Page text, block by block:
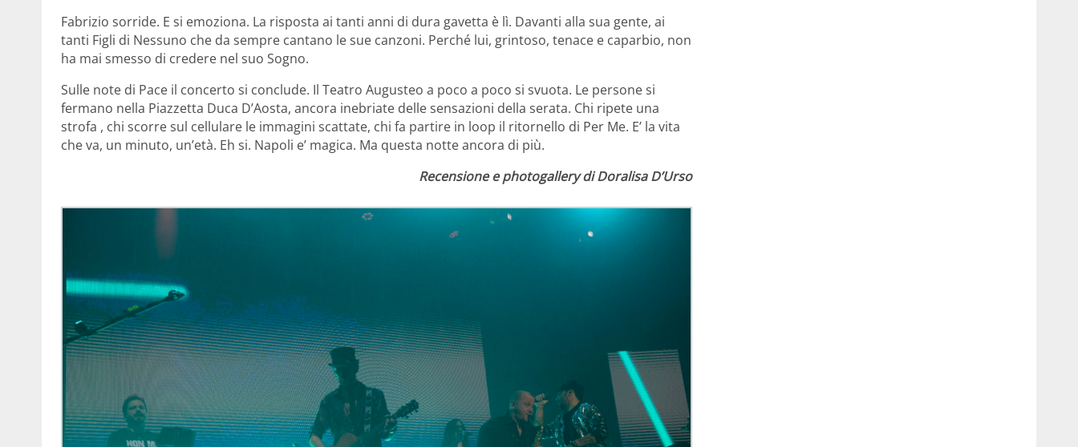
Fabrizio sorride. E si emoziona. La risposta ai tanti anni di dura gavetta è lì. Davanti alla sua gente, ai
tanti Figli di Nessuno che da sempre cantano le sue canzoni. Perché lui, grintoso, tenace e caparbio, non
ha mai smesso di credere nel suo Sogno.
Sulle note di Pace il concerto si conclude. Il Teatro Augusteo a poco a poco si svuota. Le persone si
fermano nella Piazzetta Duca D’Aosta, ancora inebriate delle sensazioni della serata. Chi ripete una
strofa , chi scorre sul cellulare le immagini scattate, chi fa partire in loop il ritornello di Per Me. E’ la vita
che va, un minuto, un’età. Eh si. Napoli e’ magica. Ma questa notte ancora di più.
Recensione e photogallery di Doralisa D’Urso